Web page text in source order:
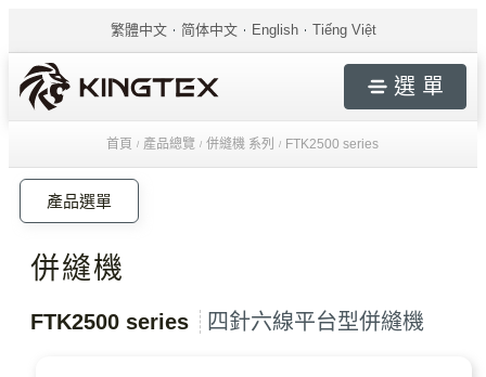
繁體中文 简体中文 English Tiếng Việt
選 單
首頁 / 產品總覽 / 併縫機 系列 / FTK2500 series
產品選單
併縫機
FTK2500 series 四針六線平台型併縫機